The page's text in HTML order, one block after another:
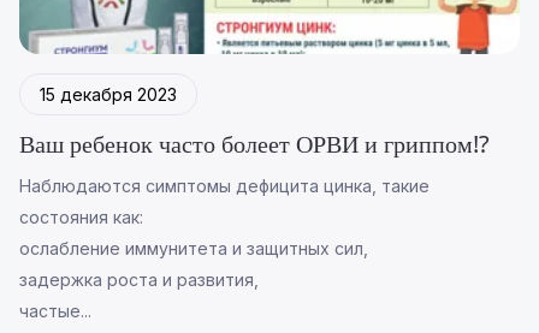
15 декабря 2023
Ваш ребенок часто болеет ОРВИ и гриппом⁉️
Наблюдаются симптомы дефицита цинка, такие
состояния как:
ослабление иммунитета и защитных сил,
задержка роста и развития,
частые...